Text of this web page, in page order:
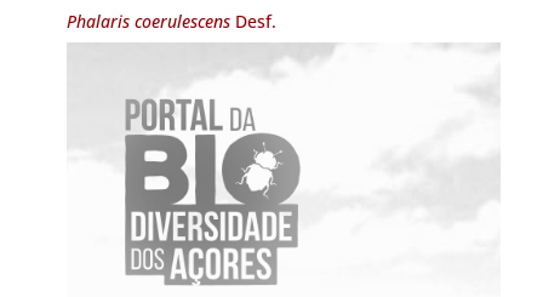
Phalaris coerulescensDesf.